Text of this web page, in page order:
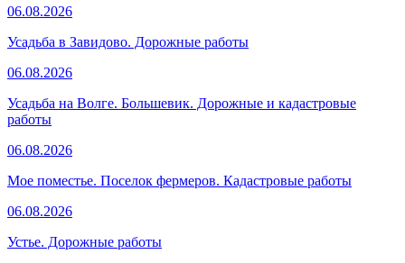
06.08.2026
Усадьба в Завидово. Дорожные работы
06.08.2026
Усадьба на Волге. Большевик. Дорожные и кадастровые
работы
06.08.2026
Мое поместье. Поселок фермеров. Кадастровые работы
06.08.2026
Устье. Дорожные работы